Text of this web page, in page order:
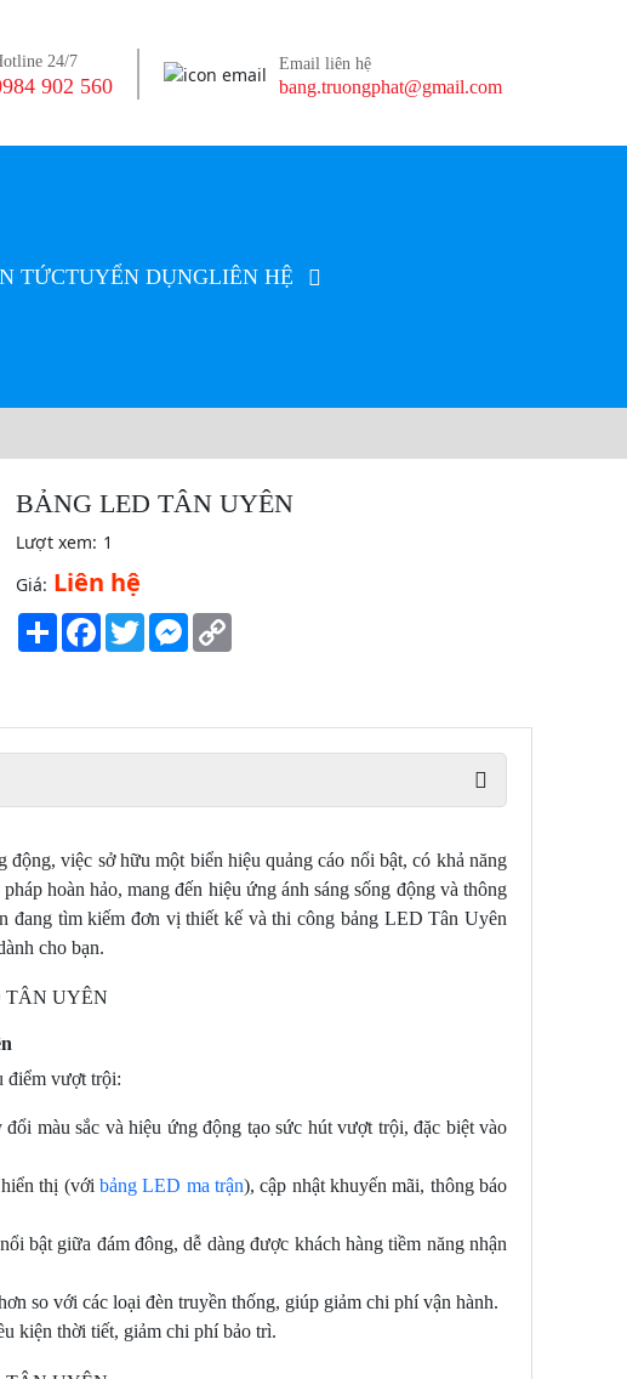
24/7
902 560
Email liên hệ
bang.truongphat@gmail.com
TỨCTUYỂN DỤNGLIÊN HỆ
BẢNG LED TÂN UYÊN
Lượt xem: 1
Giá: Liên hệ
ShareFacebook
TwitterMessenger
Copy
việc sở hữu một biển hiệu quảng cáo nổi bật, có khả năng
hoàn hảo, mang đến hiệu ứng ánh sáng sống động và thông
đang tìm kiếm đơn vị thiết kế và thi công bảng LED Tân Uyên
cho bạn.
điểm vượt trội:
màu sắc và hiệu ứng động tạo sức hút vượt trội, đặc biệt vào
hiển thị (vớibảng LED ma trận), cập nhật khuyến mãi, thông báo
bật giữa đám đông, dễ dàng được khách hàng tiềm năng nhận
so với các loại đèn truyền thống, giúp giảm chi phí vận hành.
kiện thời tiết, giảm chi phí bảo trì.